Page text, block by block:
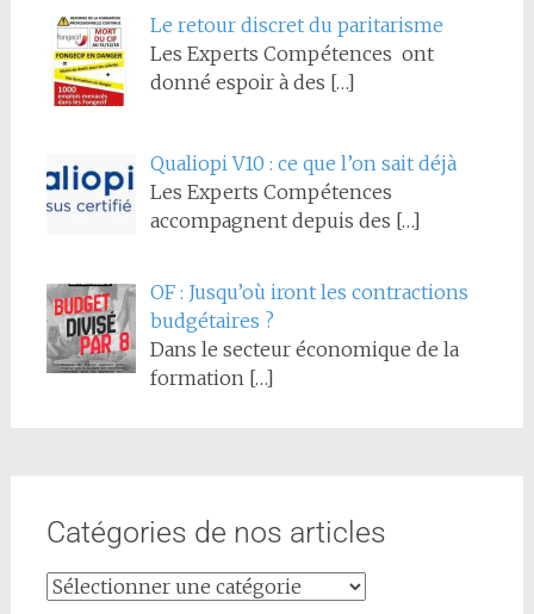
Le retour discret du paritarisme
Les Experts Compétences ont
donné espoir à des […]
Qualiopi V10 : ce que l’on sait déjà
Les Experts Compétences
accompagnent depuis des […]
OF : Jusqu’où iront les contractions
budgétaires ?
Dans le secteur économique de la
formation […]
Catégories de nos articles